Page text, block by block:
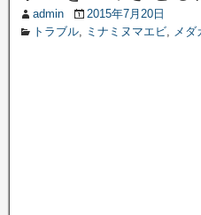
admin
2015年7月20日
トラブル, ミナミヌマエビ, メダ